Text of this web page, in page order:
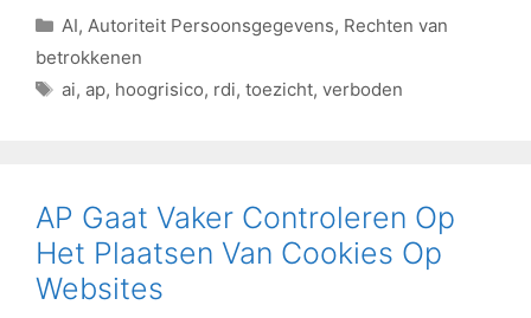
AI, Autoriteit Persoonsgegevens, Rechten van
betrokkenen
ai, ap, hoogrisico, rdi, toezicht, verboden
AP Gaat Vaker Controleren Op
Het Plaatsen Van Cookies Op
Websites